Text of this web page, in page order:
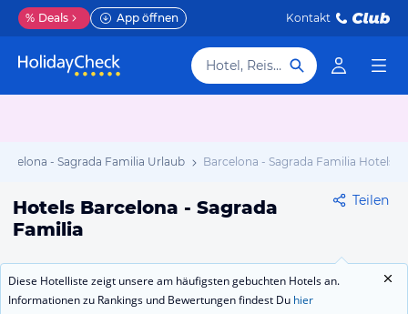
% Deals App öffnen Kontakt
Hotel, Reiseziel
- Sagrada Familia Urlaub Barcelona - Sagrada Familia Hotels
Hotels Barcelona - Sagrada
Familia
Teilen
Diese Hotelliste zeigt unsere am häufigsten gebuchten Hotels an.
Informationen zu Rankings und Bewertungen findest Du hier